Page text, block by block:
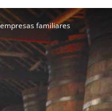
familiares